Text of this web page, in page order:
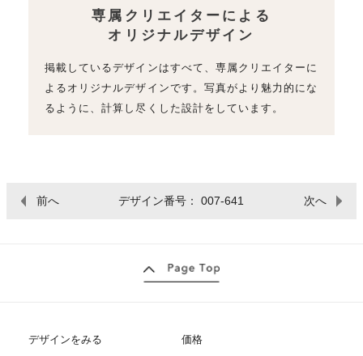
専属クリエイターによる
オリジナルデザイン
掲載しているデザインはすべて、専属クリエイターに
よるオリジナルデザインです。写真がより魅力的にな
るように、計算し尽くした設計をしています。
前へ デザイン番号： 007-641 次へ
デザインをみる 価格